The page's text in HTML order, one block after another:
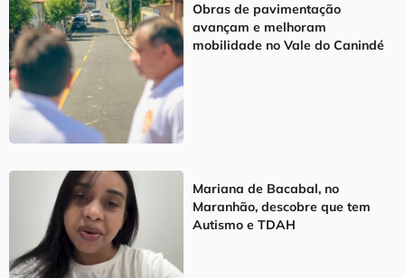
Obras de pavimentação
avançam e melhoram
mobilidade no Vale do Canindé
Mariana de Bacabal, no
Maranhão, descobre que tem
Autismo e TDAH